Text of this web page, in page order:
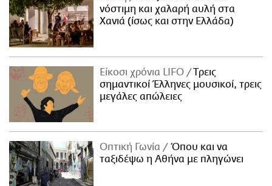
νόστιμη και χαλαρή αυλή στα
Χανιά (ίσως και στην Ελλάδα)
Είκοσι χρόνια LIFO
Tρεις
σημαντικοί Έλληνες μουσικοί, τρεις
μεγάλες απώλειες
Οπτική Γωνία
Όπου και να
ταξιδέψω η Αθήνα με πληγώνει